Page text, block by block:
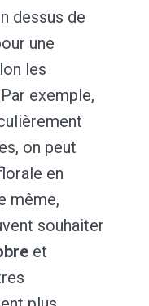
dessus de
une
les
exemple,
on peut
en
même,
souhaiter
et